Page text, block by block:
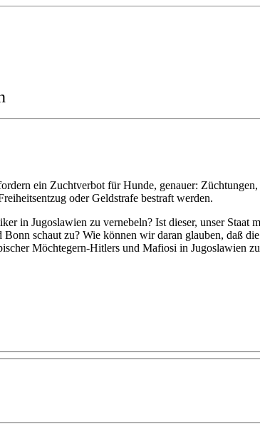
ein Zuchtverbot für Hunde, genauer: Züchtungen,
oder Geldstrafe bestraft werden.
in Jugoslawien zu vernebeln? Ist dieser, unser Staat
schaut zu? Wie können wir daran glauben, daß
Möchtegern-Hitlers und Mafiosi in Jugoslawien